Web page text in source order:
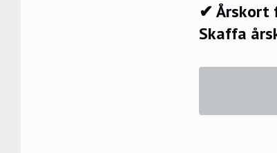
✔ Årskort
Skaffa